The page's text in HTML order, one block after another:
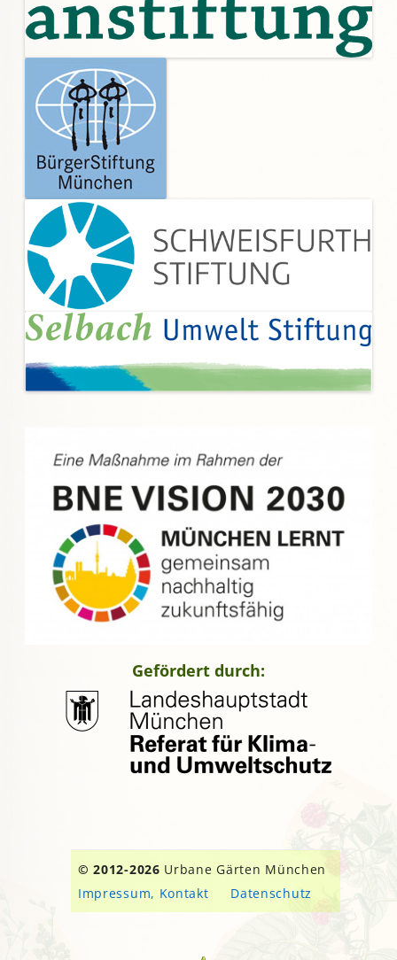
Gefördert durch:
© 2012-2026 Urbane Gärten München
Impressum, Kontakt
Datenschutz